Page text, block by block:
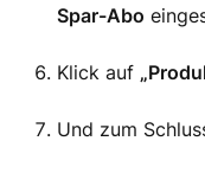
Spar-Abo
Klick auf
Und zum